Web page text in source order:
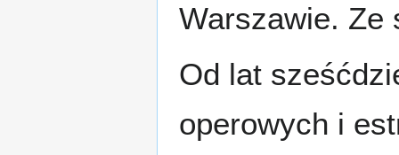
Warszawie. Ze
Od lat
operowych i